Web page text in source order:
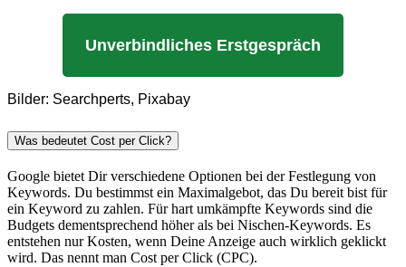
Unverbindliches Erstgespräch
Bilder: Searchperts, Pixabay
Was bedeutet Cost per Click?
Google bietet Dir verschiedene Optionen bei der Festlegung von
Keywords. Du bestimmst ein Maximalgebot, das Du bereit bist für
ein Keyword zu zahlen. Für hart umkämpfte Keywords sind die
Budgets dementsprechend höher als bei Nischen-Keywords. Es
entstehen nur Kosten, wenn Deine Anzeige auch wirklich geklickt
wird. Das nennt man Cost per Click (CPC).